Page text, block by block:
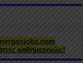
καθημερινώς!